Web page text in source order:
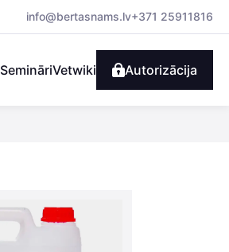
info@bertasnams.lv+371 25911816
SemināriVetwiki Autorizācija